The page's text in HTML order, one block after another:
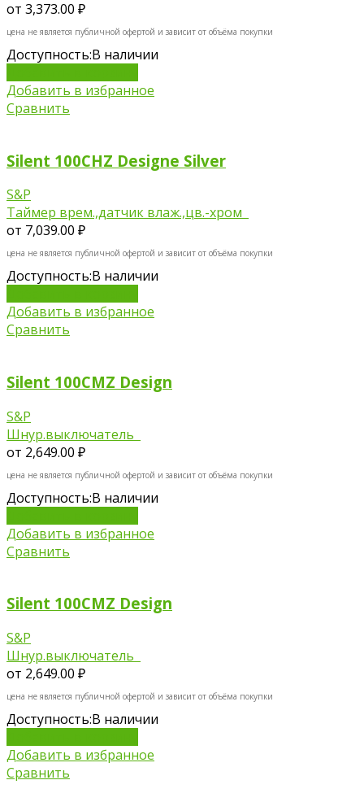
от 3,373.00 ₽
цена не является публичной офертой и зависит от объёма покупки
Доступность:В наличии
Добавить в избранное
Сравнить
Silent 100CHZ Designe Silver
S&P
Таймер врем.,датчик влаж.,цв.-хром
от 7,039.00 ₽
цена не является публичной офертой и зависит от объёма покупки
Доступность:В наличии
Добавить в избранное
Сравнить
Silent 100CMZ Design
S&P
Шнур.выключатель
от 2,649.00 ₽
цена не является публичной офертой и зависит от объёма покупки
Доступность:В наличии
Добавить в избранное
Сравнить
Silent 100CMZ Design
S&P
Шнур.выключатель
от 2,649.00 ₽
цена не является публичной офертой и зависит от объёма покупки
Доступность:В наличии
Добавить в избранное
Сравнить